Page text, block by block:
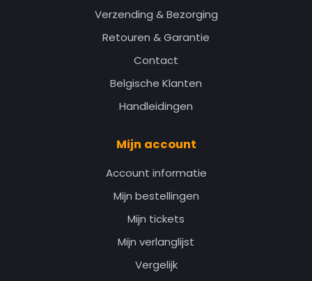
Verzending & Bezorging
Retouren & Garantie
Contact
Belgische Klanten
Handleidingen
Mijn account
Account informatie
Mijn bestellingen
Mijn tickets
Mijn verlanglijst
Vergelijk